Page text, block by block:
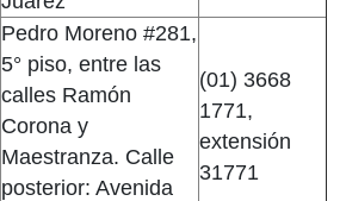
Pedro Moreno #281,
5° piso, entre las
calles Ramón
Corona y
Maestranza. Calle
posterior: Avenida
(01) 3668
1771,
extensión
31771